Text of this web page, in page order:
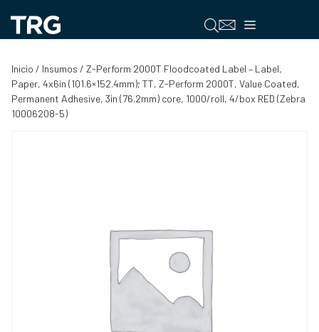
contenido
Menú
Inicio / Insumos / Z-Perform 2000T Floodcoated Label – Label,
Paper, 4x6in (101.6×152.4mm); TT, Z-Perform 2000T, Value Coated,
Permanent Adhesive, 3in (76.2mm) core, 1000/roll, 4/box RED (Zebra
10006208-5)